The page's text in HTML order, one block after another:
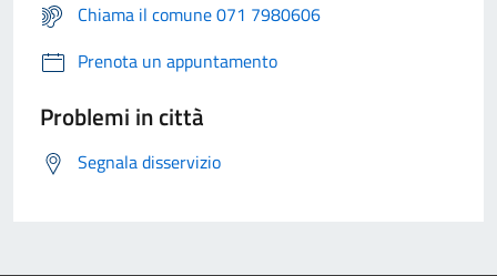
Chiama il comune 071 7980606
Prenota un appuntamento
Problemi in città
Segnala disservizio